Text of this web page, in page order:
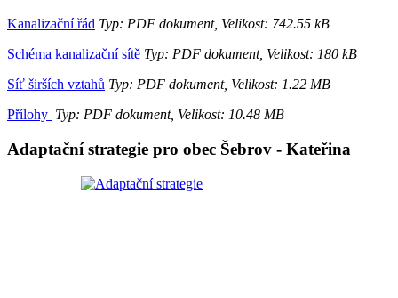
Kanalizační řád Typ: PDF dokument, Velikost: 742.55 kB
Schéma kanalizační sítě Typ: PDF dokument, Velikost: 180 kB
Síť širších vztahů Typ: PDF dokument, Velikost: 1.22 MB
Přílohy Typ: PDF dokument, Velikost: 10.48 MB
Adaptační strategie pro obec Šebrov - Kateřina